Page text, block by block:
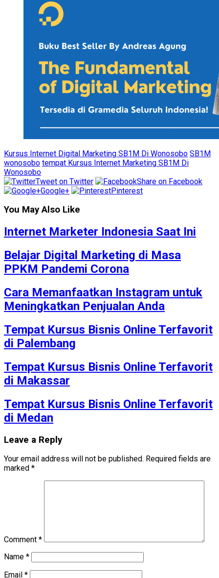
Kursus Internet Digital Marketing SB1M Di Wonosobo SB1M
wonosobo tempat Kursus Internet Marketing SB1M Di
Wonosobo
Tweet on Twitter
Share on Facebook
Google+
Pinterest
You May Also Like
Internet Marketer Indonesia Saat Ini
Belajar Digital Marketing di Masa
PPKM Pandemi Corona
Cara Memanfaatkan Instagram untuk
Meningkatkan Penjualan Anda
Tempat Kursus Bisnis Online Terfavorit
di Palembang
Tempat Kursus Bisnis Online Terfavorit
di Makassar
Tempat Kursus Bisnis Online Terfavorit
di Medan
Leave a Reply
Your email address will not be published. Required fields are
marked *
Comment *
Name *
Email *